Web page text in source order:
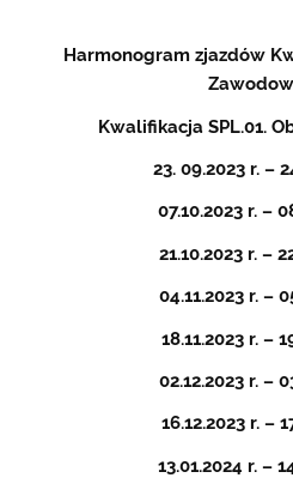
Harmonogram zjazdów
Kwalifikacja SPL.01.
23. 09.2023 r. –
07.10.2023 r. –
21.10.2023 r. –
04.11.2023 r. –
18.11.2023 r. –
02.12.2023 r. –
16.12.2023 r. –
13.01.2024 r. –